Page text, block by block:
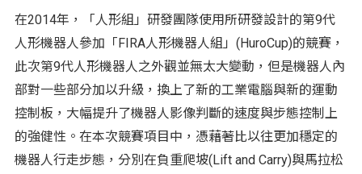
在2014年，「人形組」研發團隊使用所研發設計的第9代
人形機器人參加「FIRA人形機器人組」(HuroCup)的競賽，
此次第9代人形機器人之外觀並無太大變動，但是機器人內
部對一些部分加以升級，換上了新的工業電腦與新的運動
控制板，大幅提升了機器人影像判斷的速度與步態控制上
的強健性。在本次競賽項目中，憑藉著比以往更加穩定的
機器人行走步態，分別在負重爬坡(Lift and Carry)與馬拉松